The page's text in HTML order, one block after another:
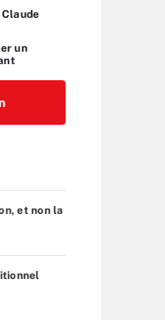
un
et non la